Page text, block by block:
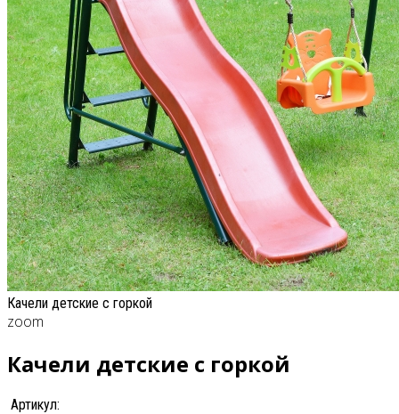
Качели детские с горкой
zoom
Качели детские с горкой
Артикул: